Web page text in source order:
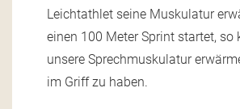
Leichtathlet seine Muskulatur
einen 100 Meter Sprint startet, so
unsere Sprechmuskulatur
im Griff zu haben.